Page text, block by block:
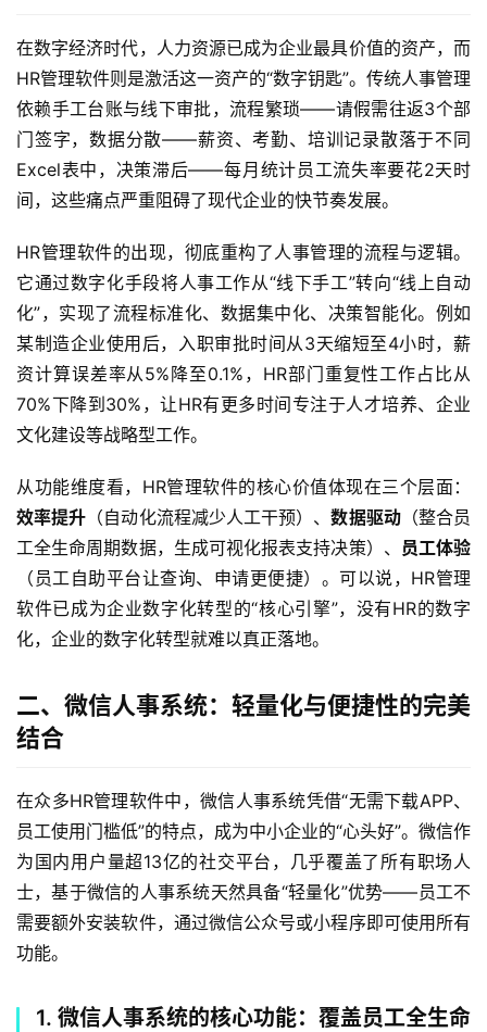
在数字经济时代，人力资源已成为企业最具价值的资产，而
HR管理软件则是激活这一资产的“数字钥匙”。传统人事管理
依赖手工台账与线下审批，流程繁琐——请假需往返3个部
门签字，数据分散——薪资、考勤、培训记录散落于不同
Excel表中，决策滞后——每月统计员工流失率要花2天时
间，这些痛点严重阻碍了现代企业的快节奏发展。
HR管理软件的出现，彻底重构了人事管理的流程与逻辑。
它通过数字化手段将人事工作从“线下手工”转向“线上自动
化”，实现了流程标准化、数据集中化、决策智能化。例如
某制造企业使用后，入职审批时间从3天缩短至4小时，薪
资计算误差率从5%降至0.1%，HR部门重复性工作占比从
70%下降到30%，让HR有更多时间专注于人才培养、企业
文化建设等战略型工作。
从功能维度看，HR管理软件的核心价值体现在三个层面：
效率提升 （自动化流程减少人工干预）、数据驱动（整合员
工全生命周期数据，生成可视化报表支持决策）、
员工体验
（员工自助平台让查询、申请更便捷）。可以说，HR管理
软件已成为企业数字化转型的“核心引擎”，没有HR的数字
化，企业的数字化转型就难以真正落地。
二、微信人事系统：轻量化与便捷性的完美
结合
在众多HR管理软件中，微信人事系统凭借“无需下载APP、
员工使用门槛低”的特点，成为中小企业的“心头好”。微信作
为国内用户量超13亿的社交平台，几乎覆盖了所有职场人
士，基于微信的人事系统天然具备“轻量化”优势——员工不
需要额外安装软件，通过微信公众号或小程序即可使用所有
功能。
1. 微信人事系统的核心功能：覆盖员工全生命